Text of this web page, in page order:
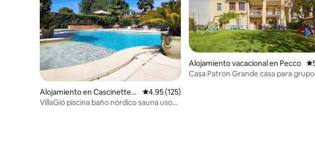
Alojamiento en Cascinette
d'Ivrea
Calificación promedio: 4.95 de 5, 125 reseñas
4.95 (125)
VillaGió piscina baño nórdico sauna uso
Alojamiento vacacional en Pecco
Casa Patron Grande casa para